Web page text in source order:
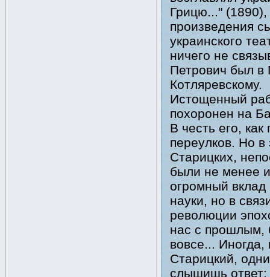
Грицю..." (1890),
произведения
украинского
ничего не
Петрович был в
Котляревскому.
Истощенный
похоронен на
В честь его,
переулков. Но в
Старицких,
были не менее
огромный вклад
науки, но в
революции
нас с прошлым,
вовсе... Иногда,
Старицкий,
слышишь ответ: